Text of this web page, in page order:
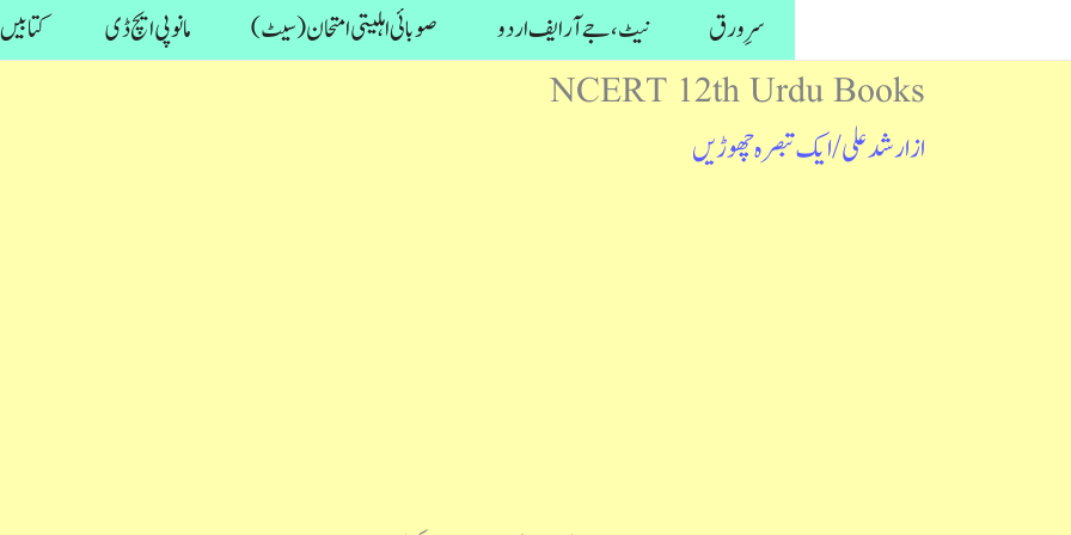
سرِ ورق نیٹ، جے آر ایف اردو صوبائی اہلیتی امتحان (سیٹ) مانو پی ایچ ڈی کتابیں
NCERT 12th Urdu Books
ازارشد علی/ایک تبصرہ چھوڑیں